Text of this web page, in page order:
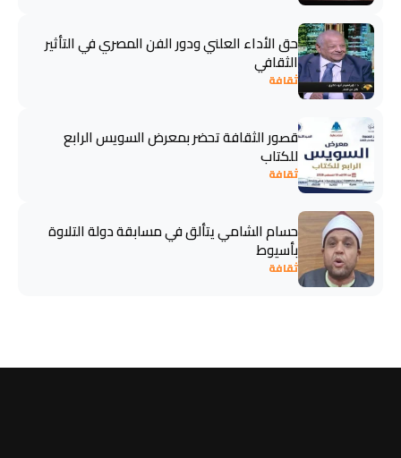
حق الأداء العلني ودور الفن المصري في التأثير
الثقافي
ثقافة
قصور الثقافة تحضر بمعرض السويس الرابع
للكتاب
ثقافة
حسام الشامي يتألق في مسابقة دولة التلاوة
بأسيوط
ثقافة